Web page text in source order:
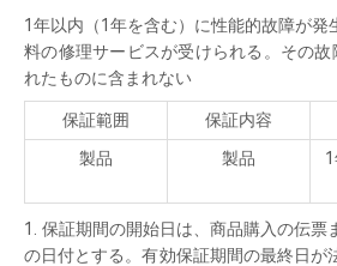
1年以内（1年を含む）に性能的故障が発
料の修理サービスが受けられる。その故
れたものに含まれない
保証範囲 保証内容
製品
製品
1. 保証期間の開始日は、商品購入の伝票
の日付とする。有効保証期間の最終日が